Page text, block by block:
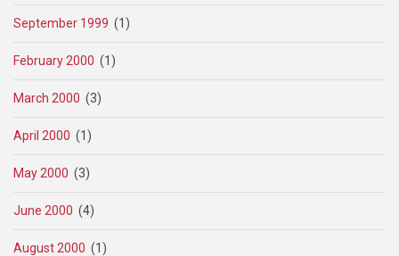
September 1999 (1)
February 2000 (1)
March 2000 (3)
April 2000 (1)
May 2000 (3)
June 2000 (4)
August 2000 (1)